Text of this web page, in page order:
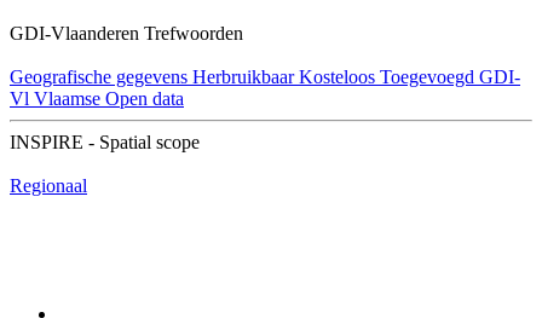
GDI-Vlaanderen Trefwoorden
Geografische gegevens Herbruikbaar Kosteloos Toegevoegd GDI-
Vl Vlaamse Open data
INSPIRE - Spatial scope
Regionaal